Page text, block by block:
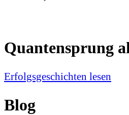
Quantensprung
Erfolgsgeschichten lesen
Blog